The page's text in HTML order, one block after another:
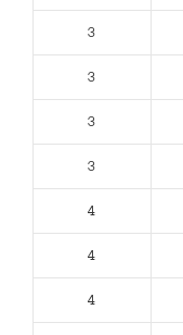
3
3
3
3
4
4
4